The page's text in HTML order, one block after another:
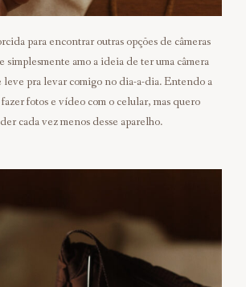
para encontrar outras opções de câmeras
simplesmente amo a ideia de ter uma câmera
leve pra levar comigo no dia-a-dia. Entendo a
fotos e vídeo com o celular, mas quero
cada vez menos desse aparelho.